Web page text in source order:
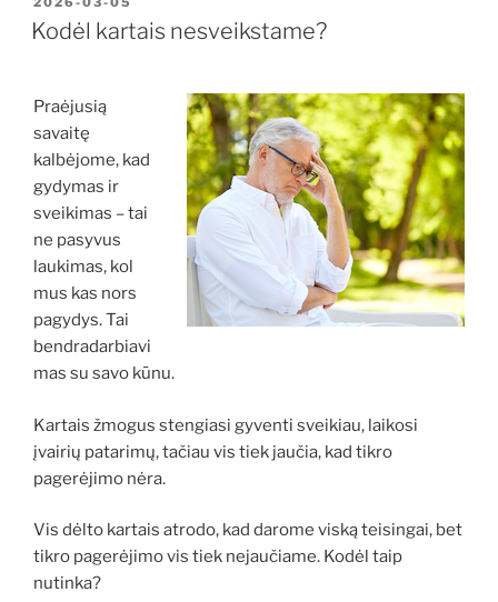
Kodėl kartais nesveikstame?
Praėjusią
savaitę
kalbėjome, kad
gydymas ir
sveikimas – tai
ne pasyvus
laukimas, kol
mus kas nors
pagydys. Tai
bendradarbiavi
mas su savo kūnu.
Kartais žmogus stengiasi gyventi sveikiau, laikosi
įvairių patarimų, tačiau vis tiek jaučia, kad tikro
pagerėjimo nėra.
Vis dėlto kartais atrodo, kad darome viską teisingai, bet
tikro pagerėjimo vis tiek nejaučiame. Kodėl taip
nutinka?